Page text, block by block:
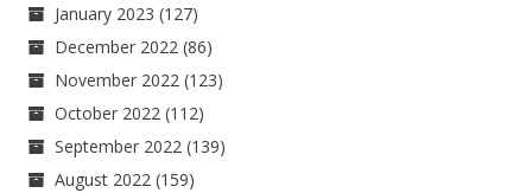
January 2023 (127)
December 2022 (86)
November 2022 (123)
October 2022 (112)
September 2022 (139)
August 2022 (159)